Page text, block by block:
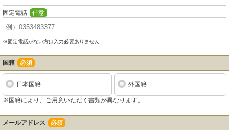
固定電話 任意
※固定電話がない方は入力必要ありません
国籍 必須
日本国籍 外国籍
※国籍により、ご用意いただく書類が異なります。
メールアドレス 必須